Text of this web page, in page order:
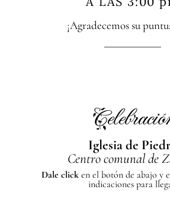
¡Agradecemos su
Iglesia de
Centro comunal de
Dale click en el botón de abajo y
indicaciones para